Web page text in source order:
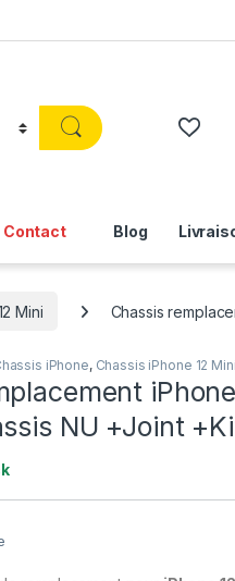
Contact Blog
Mini Chassis
iPhone, Chassis iPhone 12 Mini
NU +Joint